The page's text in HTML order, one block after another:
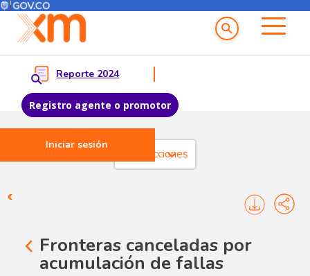
Pasar al contenido principal
Menú del Usuario
Reporte 2024
Registro agente o promotor
Iniciar sesión
Menu principal
Transacciones - Registros
Transacciones
Fronteras canceladas por
acumulación de fallas